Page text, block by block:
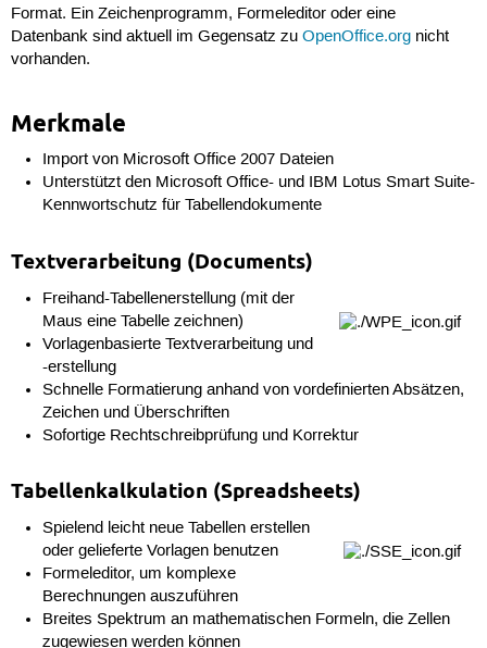
Format. Ein Zeichenprogramm, Formeleditor oder eine
Datenbank sind aktuell im Gegensatz zu OpenOffice.orgnicht
vorhanden.
Merkmale
Import von Microsoft Office 2007 Dateien
Unterstützt den Microsoft Office- und IBM Lotus Smart Suite-
Kennwortschutz für Tabellendokumente
Textverarbeitung (Documents)
Freihand-Tabellenerstellung (mit der
Maus eine Tabelle zeichnen)
Vorlagenbasierte Textverarbeitung und
-erstellung
Schnelle Formatierung anhand von vordefinierten Absätzen,
Zeichen und Überschriften
Sofortige Rechtschreibprüfung und Korrektur
Tabellenkalkulation (Spreadsheets)
Spielend leicht neue Tabellen erstellen
oder gelieferte Vorlagen benutzen
Formeleditor, um komplexe
Berechnungen auszuführen
Breites Spektrum an mathematischen Formeln, die Zellen
zugewiesen werden können